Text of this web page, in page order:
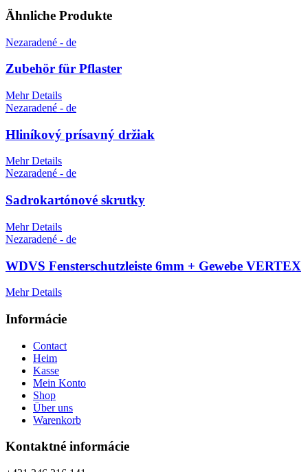
Ähnliche Produkte
Nezaradené - de
Zubehör für Pflaster
Mehr Details
Nezaradené - de
Hliníkový prísavný držiak
Mehr Details
Nezaradené - de
Sadrokartónové skrutky
Mehr Details
Nezaradené - de
WDVS Fensterschutzleiste 6mm + Gewebe VERTEX
Mehr Details
Informácie
Contact
Heim
Kasse
Mein Konto
Shop
Über uns
Warenkorb
Kontaktné informácie